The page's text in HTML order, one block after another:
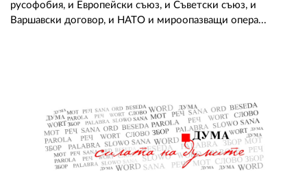
русофобия, и Европейски съюз, и Съветски съюз, и
Варшавски договор, и НАТО и мироопазващи опера...